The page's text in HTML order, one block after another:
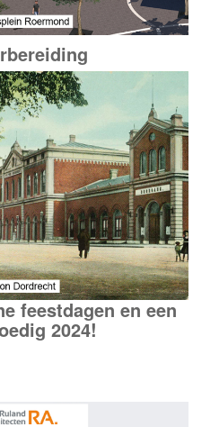
feestdagen en een
2024!